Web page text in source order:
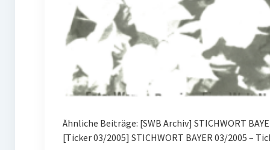
Ähnliche Beiträge: [SWB Archiv] STICHWORT
[Ticker 03/2005] STICHWORT BAYER 03/2005 –